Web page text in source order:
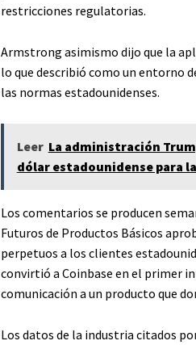
restricciones regulatorias.
Armstrong asimismo dijo que la
lo que describió como un entorno
las normas estadounidenses.
Leer La administración
dólar estadounidense para
Los comentarios se producen
Futuros de Productos Básicos
perpetuos a los clientes
convirtió a Coinbase en el primer
comunicación a un producto que
Los datos de la industria citados